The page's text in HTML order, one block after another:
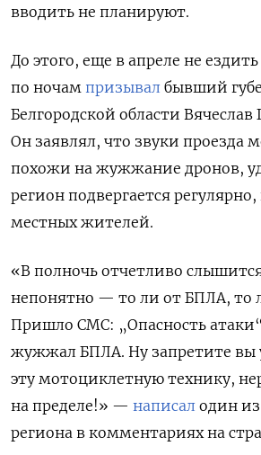
вводить не планируют.
До этого, еще в апреле не
по ночам призывал бывший
Белгородской области Вячеслав
Он заявлял, что звуки проезда
похожи на жужжание дронов,
регион подвергается регулярно,
местных жителей.
«В полночь отчетливо
непонятно — то ли от БПЛА, то
Пришло СМС: „Опасность
жужжал БПЛА. Ну запретите вы
эту мотоциклетную технику,
на пределе!» — написал один
региона в комментариях на